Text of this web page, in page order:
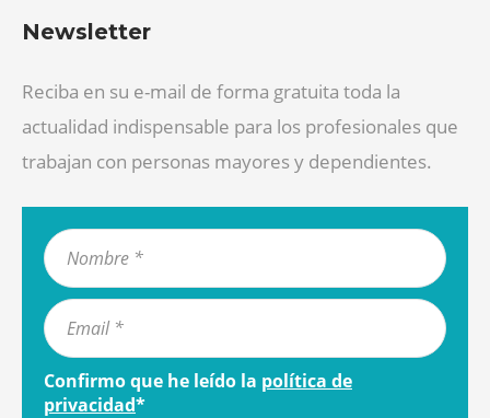
Newsletter
Reciba en su e-mail de forma gratuita toda la
actualidad indispensable para los profesionales que
trabajan con personas mayores y dependientes.
Confirmo que he leído la política de
privacidad*